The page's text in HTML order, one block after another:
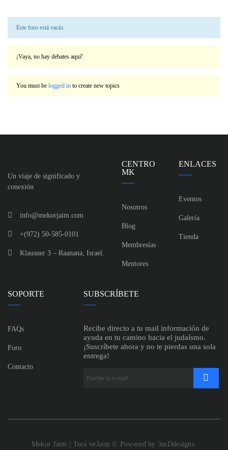
Este foro está vacío.
¡Vaya, no hay debates aquí!
You must be logged in to create new topics
Un viaje de significado y
conexión
info@mekorjaim.com
+(972) 50-585-0101
Klausner 3 – Raanana, Israel.
CENTRO
MK
Nosotros
Blog
Membresías
Mentores
ENLACES
Eventos
Galería
Tienda
SOPORTE
FAQs
Foro
Contacto
SUBSCRÍBETE
Recibe directo a tu mail información de
ayuda en tu camino hacia el judaísmo.
¡Suscríbete ahora y no te pierdas una sola
entrega!
Mekor Jaim | Torá veJaim © Powered by 3mDdesigns.